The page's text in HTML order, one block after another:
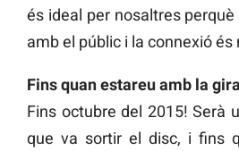
és ideal per nosaltres
amb el públic i la connexió és
Fins quan estareu amb la
Fins octubre del 2015! Serà
que va sortir el disc, i fins